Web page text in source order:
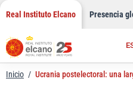
Saltar
contenido
Real Instituto Elcano Presencia
Inicio / Ucrania postelectoral: una